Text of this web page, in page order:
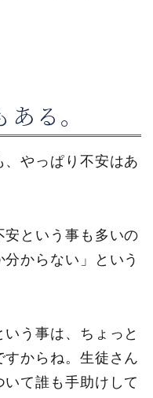
る。
やっぱり不安はあ
という事も多いの
からない」という
う事は、ちょっと
すからね。生徒さん
て誰も手助けして